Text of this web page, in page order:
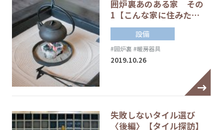
囲炉裏あのある家 その
1【こんな家に住みた…
設備
#囲炉裏 #暖房器具
2019.10.26
失敗しないタイル選び
〈後編〉【タイル探訪】